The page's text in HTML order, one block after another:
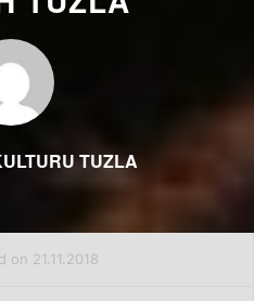
TUZLA
on 21.11.2018